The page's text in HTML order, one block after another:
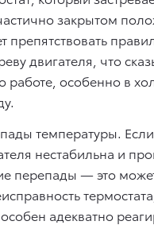
закрытом
препятствовать
двигателя, что
работе, особенно в
температуры.
нестабильна и
перепады — это
адекватно